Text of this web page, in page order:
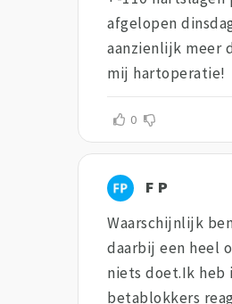
afgelopen
aanzienlijk meer
mij hartoperatie!
0
F P
Waarschijnlijk
daarbij een heel
niets doet.Ik heb
betablokkers